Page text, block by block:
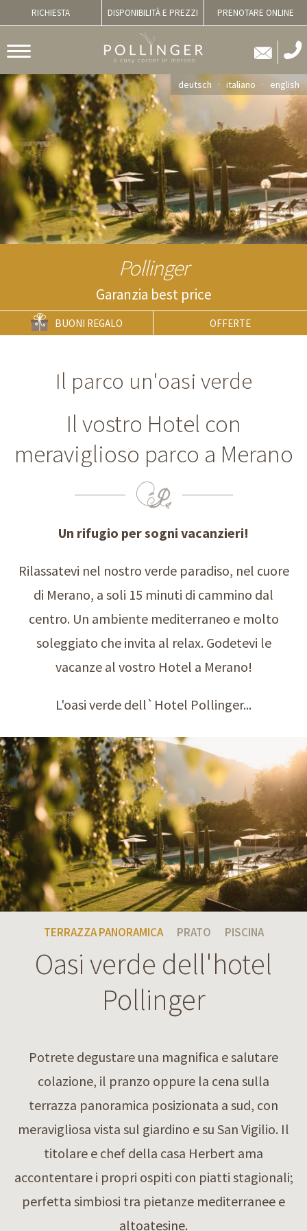
RICHIESTA DISPONIBILITÀ E PREZZI PRENOTARE ONLINE
deutsch italiano english
Pollinger
Garanzia best price
BUONI REGALO OFFERTE
Il parco un'oasi verde
Il vostro Hotel con
meraviglioso parco a Merano
Un rifugio per sogni vacanzieri!
Rilassatevi nel nostro verde paradiso, nel cuore
di Merano, a soli 15 minuti di cammino dal
centro. Un ambiente mediterraneo e molto
soleggiato che invita al relax. Godetevi le
vacanze al vostro Hotel a Merano!
L'oasi verde dell`Hotel Pollinger...
TERRAZZA PANORAMICA PRATO PISCINA
Oasi verde dell'hotel
Pollinger
Potrete degustare una magnifica e salutare
colazione, il pranzo oppure la cena sulla
terrazza panoramica posizionata a sud, con
meravigliosa vista sul giardino e su San Vigilio. Il
titolare e chef della casa Herbert ama
accontentare i propri ospiti con piatti stagionali;
perfetta simbiosi tra pietanze mediterranee e
altoatesine.